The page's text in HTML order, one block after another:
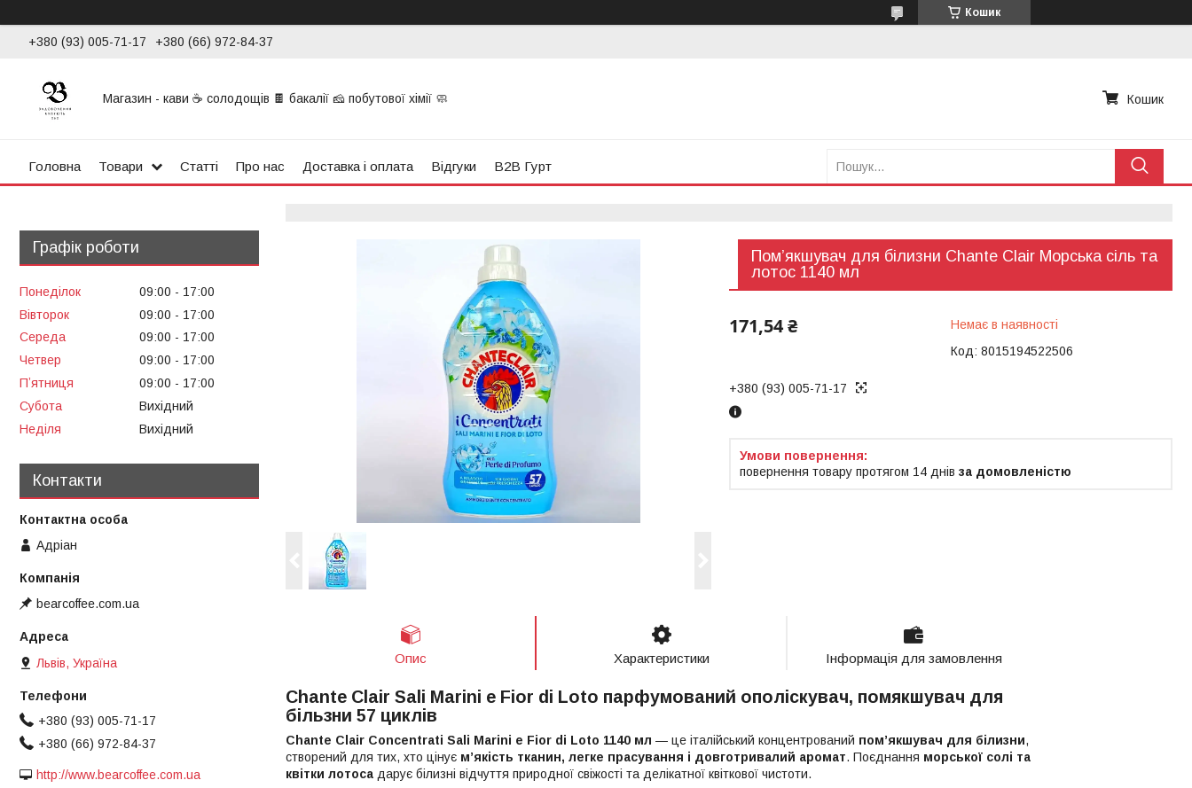
Кошик
+380 (93) 005-71-17 +380 (66) 972-84-37
Магазин - кави ☕ солодощів 🍫 бакалії 🧀 побутової хімії 🧼 Кошик
Головна Товари Статті Про нас Доставка і оплата Відгуки B2B Гурт
Пом’якшувач для білизни Chante Clair Морська сіль та
лотос 1140 мл
171,54 ₴
Немає в наявності
Код: 8015194522506
+380 (93) 005-71-17
повернення товару протягом 14 днів за домовленістю
Опис Характеристики Інформація для замовлення
Chante Clair Sali Marini e Fior di Loto парфумований ополіскувач, помякшувач для
більзни 57 циклів
Chante Clair Concentrati Sali Marini e Fior di Loto 1140 мл — це італійський концентрований пом’якшувач для білизни,
створений для тих, хто цінує м’якість тканин, легке прасування і довготривалий аромат. Поєднання морської солі та
квітки лотоса дарує білизні відчуття природної свіжості та делікатної квіткової чистоти.
Графік роботи
Понеділок 09:00
17:00
Вівторок
09:00
17:00
Середа
09:00
17:00
Четвер
09:00
17:00
Пʼятниця
09:00
17:00
Субота
Вихідний
Неділя
Вихідний
Контакти
Адріан
bearcoffee.com.ua
Львів, Україна
+380 (93) 005-71-17
+380 (66) 972-84-37
http://www.bearcoffee.com.ua